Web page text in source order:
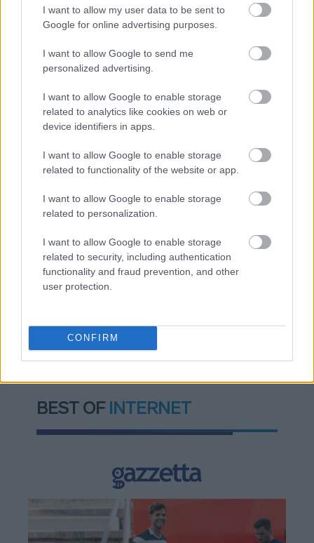
I want to allow my user data to be sent to
Google for online advertising purposes.
I want to allow Google to send me
personalized advertising.
I want to allow Google to enable storage
related to analytics like cookies on web or
device identifiers in apps.
I want to allow Google to enable storage
related to functionality of the website or app.
I want to allow Google to enable storage
related to personalization.
I want to allow Google to enable storage
related to security, including authentication
functionality and fraud prevention, and other
user protection.
CONFIRM
Διαβάζονται αυτή τη στιγμή
συμβόλαια του 2025 για το πιστοποιητικό
ΕΝΦΙΑ
Σήμερα το κρίσιμο ραντεβού στο Μέγαρο
Μαξίμου για τη βιομηχανία
- Οι 3 κινήσεις που πρέπει να γίνουν εγκαίρως
Μολδαβία
BEST OF INTERNET